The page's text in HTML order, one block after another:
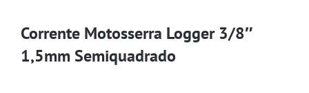
Corrente Motosserra Logger 3/8″
1,5mm Semiquadrado